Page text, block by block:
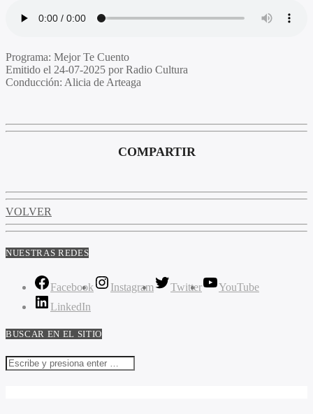
Programa: Mejor Te Cuento
Emitido el 24-07-2025 por Radio Cultura
Conducción: Alicia de Arteaga
COMPARTIR
VOLVER
NUESTRAS REDES
Facebook Instagram Twitter
YouTube
LinkedIn
BUSCAR EN EL SITIO